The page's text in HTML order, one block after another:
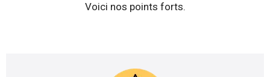
Voici nos points forts.